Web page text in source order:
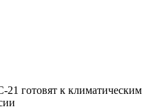
готовят к климатическим